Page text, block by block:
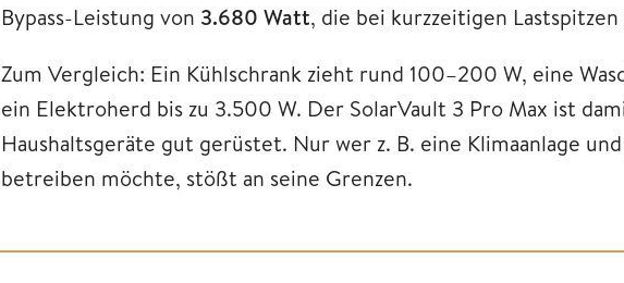
Bypass-Leistung von 3.680 Watt, die bei kurzzeitigen
Zum Vergleich: Ein Kühlschrank zieht rund 100–200 W, eine
ein Elektroherd bis zu 3.500 W. Der SolarVault 3 Pro Max ist
Haushaltsgeräte gut gerüstet. Nur wer z. B. eine Klimaanlage
betreiben möchte, stößt an seine Grenzen.